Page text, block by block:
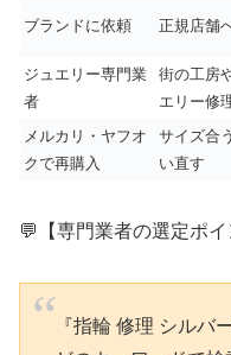
ブランドに依頼 正規店舗
ジュエリー専門業
者
街の工房
エリー修
メルカリ・ヤフオ
クで再購入
サイズ合
い直す
💬【専門業者の選定ポイ
『指輪 修理 シルバ